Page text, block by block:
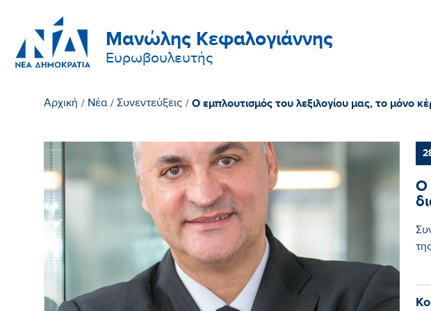
Μανώλης Κεφαλογιάννης
Ευρωβουλευτής
Αρχική / Νέα / Συνεντεύξεις / Ο εμπλουτισμός του λεξιλογίου μας, το μόνο
Ο